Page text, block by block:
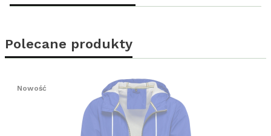
Polecane produkty
Nowość